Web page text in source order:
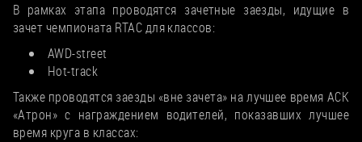
В рамках этапа проводятся зачетные заезды, идущие в
зачет чемпионата RTAC для классов:
AWD-street
Hot-track
Также проводятся заезды «вне зачета» на лучшее время АСК
«Атрон» с награждением водителей, показавших лучшее
время круга в классах: